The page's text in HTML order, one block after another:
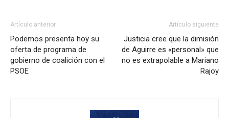
Artículo anterior
Podemos presenta hoy su
oferta de programa de
gobierno de coalición con el
PSOE
Artículo siguiente
Justicia cree que la dimisión
de Aguirre es «personal» que
no es extrapolable a Mariano
Rajoy